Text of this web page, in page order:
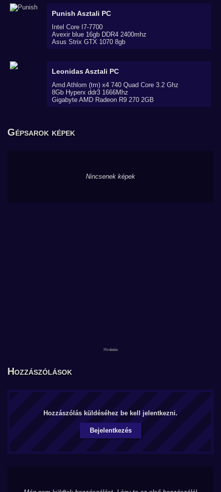
Punish Asztali PC
Intel Core I7-7700
Avexir blue 16gb DDR4 2400mhz
Asus Strix GTX 1070 8gb
LeonidasAsztali PC
Amd Athlom (tm) x4 740 Quad Core 3.2 Ghz
8Gb Hyperx ddr3 1666Mhz
Gigabyte AMD Radeon R9 270 2GB
Gépsarok képek
Nincsenek képek
Hozzászólások
Hozzászólás küldéséhez be kell jelentkezni.
Bejelentkezés